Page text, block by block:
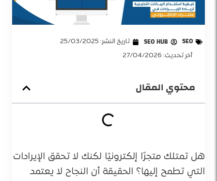
SEO
SEO HUB تاريخ النشر: 25/03/2025
أخر تحديث: 27/04/2026
محتوي المقال
هل تمتلك متجرًا إلكترونيًا لكنك لا تحقق الإيرادات
التي تطمح إليها؟ الحقيقة أن النجاح لا يعتمد